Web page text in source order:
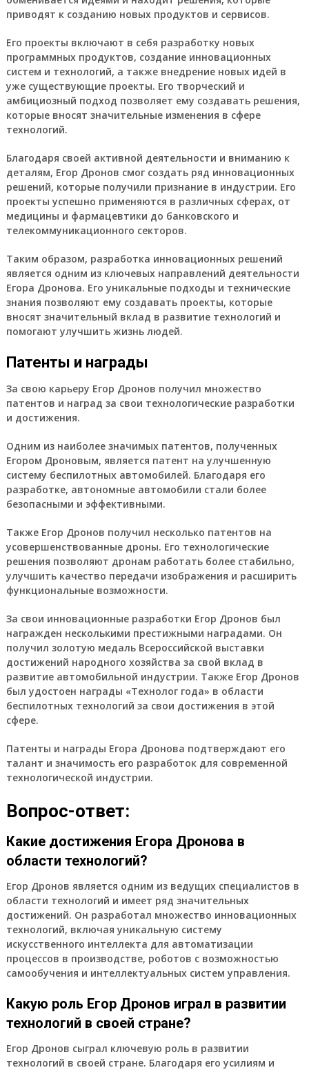
приводят к созданию новых продуктов и сервисов.
Его проекты включают в себя разработку новых
программных продуктов, создание инновационных
систем и технологий, а также внедрение новых идей в
уже существующие проекты. Его творческий и
амбициозный подход позволяет ему создавать решения,
которые вносят значительные изменения в сфере
технологий.
Благодаря своей активной деятельности и вниманию к
деталям, Егор Дронов смог создать ряд инновационных
решений, которые получили признание в индустрии. Его
проекты успешно применяются в различных сферах, от
медицины и фармацевтики до банковского и
телекоммуникационного секторов.
Таким образом, разработка инновационных решений
является одним из ключевых направлений деятельности
Егора Дронова. Его уникальные подходы и технические
знания позволяют ему создавать проекты, которые
вносят значительный вклад в развитие технологий и
помогают улучшить жизнь людей.
Патенты и награды
За свою карьеру Егор Дронов получил множество
патентов и наград за свои технологические разработки
и достижения.
Одним из наиболее значимых патентов, полученных
Егором Дроновым, является патент на улучшенную
систему беспилотных автомобилей. Благодаря его
разработке, автономные автомобили стали более
безопасными и эффективными.
Также Егор Дронов получил несколько патентов на
усовершенствованные дроны. Его технологические
решения позволяют дронам работать более стабильно,
улучшить качество передачи изображения и расширить
функциональные возможности.
За свои инновационные разработки Егор Дронов был
награжден несколькими престижными наградами. Он
получил золотую медаль Всероссийской выставки
достижений народного хозяйства за свой вклад в
развитие автомобильной индустрии. Также Егор Дронов
был удостоен награды «Технолог года» в области
беспилотных технологий за свои достижения в этой
сфере.
Патенты и награды Егора Дронова подтверждают его
талант и значимость его разработок для современной
технологической индустрии.
Вопрос-ответ:
Какие достижения Егора Дронова в
области технологий?
Егор Дронов является одним из ведущих специалистов в
области технологий и имеет ряд значительных
достижений. Он разработал множество инновационных
технологий, включая уникальную систему
искусственного интеллекта для автоматизации
процессов в производстве, роботов с возможностью
самообучения и интеллектуальных систем управления.
Какую роль Егор Дронов играл в развитии
технологий в своей стране?
Егор Дронов сыграл ключевую роль в развитии
технологий в своей стране. Благодаря его усилиям и